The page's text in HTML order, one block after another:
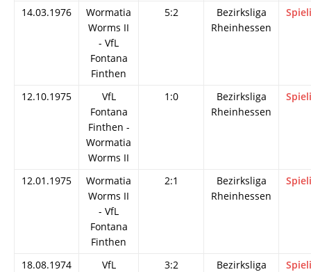
14.03.1976
Wormatia
Worms II
- VfL
Fontana
Finthen
5:2
Bezirksliga
Rheinhessen
12.10.1975
VfL
Fontana
Finthen -
Wormatia
Worms II
1:0
Bezirksliga
Rheinhessen
12.01.1975
Wormatia
Worms II
- VfL
Fontana
Finthen
2:1
Bezirksliga
Rheinhessen
18.08.1974
VfL
3:2
Bezirksliga